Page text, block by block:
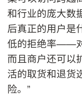
和行业的庞大数
后真正的用户是
低的拒绝率——
而且商户还可以
活的取货和退货
险。”